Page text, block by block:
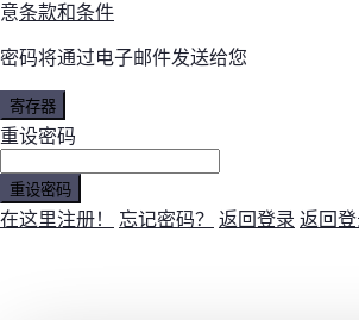
意条款和条件
密码将通过电子邮件发送给您
寄存器
重设密码
重设密码
在这里注册！ 忘记密码？ 返回登录 返回